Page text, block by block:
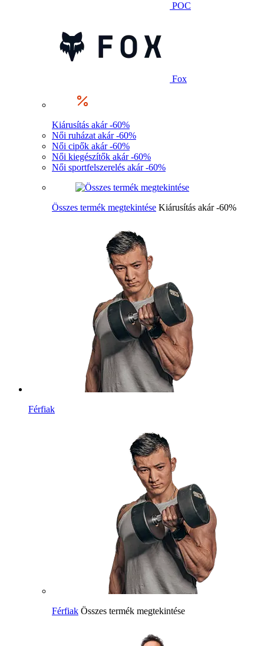
POC
Fox
Kiárusítás akár -60%
Női ruházat akár -60%
Női cipők akár -60%
Női kiegészítők akár -60%
Női sportfelszerelés akár -60%
Összes termék megtekintése Kiárusítás akár -60%
Férfiak
Férfiak Összes termék megtekintése